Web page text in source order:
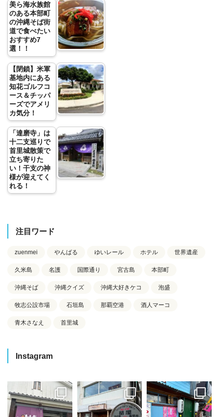
美ら海水族館
のある本部町
の沖縄そば街
道で食べたい
おすすめ7
選！！
【閉鎖】米軍
基地内にある
知花ゴルフコ
ース＆チッパ
ーズでアメリ
カ気分！
「達磨寺」は
十二支巡りで
首里城散策で
立ち寄りた
い！干支の神
様が迎えてく
れる！
注目ワード
zuenmei やんばる ゆいレール ホテル 世界遺産
久米島 名護 国際通り 宮古島 本部町
沖縄そば 沖縄クイズ 沖縄大好きケコ 泡盛
牧志公設市場 石垣島 那覇空港 酒人マーコ
青木さなえ 首里城
Instagram